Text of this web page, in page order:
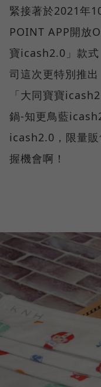
緊接著於2021年
POINT APP開放
寶icash2.0」款
司這次更特別推
「大同寶寶
鍋-知更鳥藍
icash2.0，限量
握機會啊！